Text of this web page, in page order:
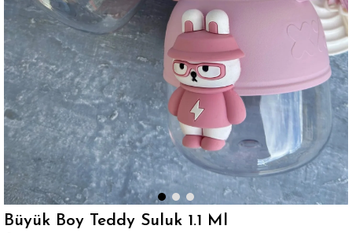
Büyük Boy Teddy Suluk 1.1 Ml